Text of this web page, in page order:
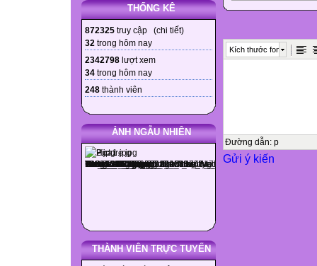
THỐNG KÊ
872325 truy cập (chi tiết)
32 trong hôm nay
2342798 lượt xem
34 trong hôm nay
248 thành viên
ẢNH NGẪU NHIÊN
THÀNH VIÊN TRỰC TUYẾN





Kích thước font
Đường dẫn: p
Gửi ý kiến